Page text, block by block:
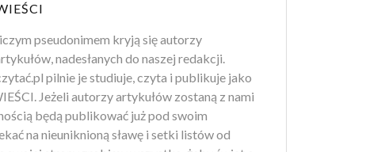
pseudonimem kryją się autorzy
nadesłanych do naszej redakcji.
pilnie je studiuje, czyta i publikuje jako
Jeżeli autorzy artykułów zostaną z nami
będą publikować już pod swoim
na nieuniknioną sławę i setki listów od